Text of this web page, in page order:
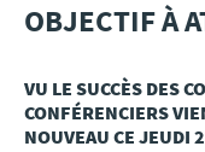
OBJECTIF À
VU LE SUCCÈS DES
CONFÉRENCIERS
NOUVEAU CE JEUDI